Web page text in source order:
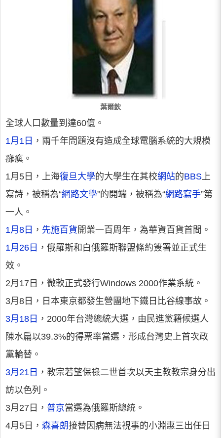
葉爾欽
全球人口數量到達60億。
1月1日 ，兩千年問題沒有造成全球電腦系統的大規模
癱瘓。
1月5日，上海復旦大學的大學生在其校網站的BBS上
寫詩，被稱為“網路文學”的開端，被稱為“網路寫手”第
一人。
1月8日 ， 先施百貨 開業一百周年，為華資百貨首間。
1月26日 ，俄羅斯和白俄羅斯聯盟條約簽署並正式生
效。
2月17日，微軟正式發行Windows 2000作業系統。
3月8日，日本東京都發生營團地下鐵日比谷線事故。
3月18日 ，2000年台灣總統大選，由民進黨籍候選人
陳水扁以39.3%的得票率當選，形成台灣史上首次政
黨輪替。
3月21日 ，教宗若望保祿二世首次以天主教教宗身分出
訪以色列。
3月27日， 普京當選為俄羅斯總統。
4月5日， 森喜朗接替因病無法視事的小淵惠三出任日